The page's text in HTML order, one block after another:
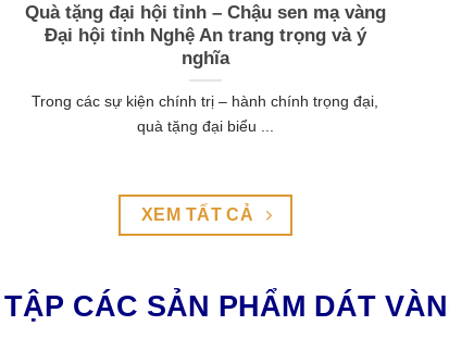
Quà kỷ niệm 10 năm thành lập tặng khách
hàng – Tranh heo mạ vàng thiết kế riêng
cho Hòa Phát Nông Nghiệp
Kỷ niệm 10 năm thành lập là dấu mốc đặc biệt đối với
mọi doanh ...
XEM TẤT CẢ
CÁC SẢN PHẨM DÁT